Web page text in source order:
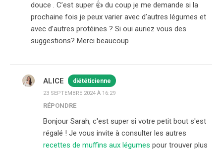
douce . C’est super 👍 du coup je me demande si la
prochaine fois je peux varier avec d’autres légumes et
avec d’autres protéines ? Si oui auriez vous des
suggestions? Merci beaucoup
ALICE diététicienne
23 SEPTEMBRE 2024 À 16:29
RÉPONDRE
Bonjour Sarah, c'est super si votre petit bout s'est
régalé ! Je vous invite à consulter les autres
recettes de muffins aux légumes pour trouver plus